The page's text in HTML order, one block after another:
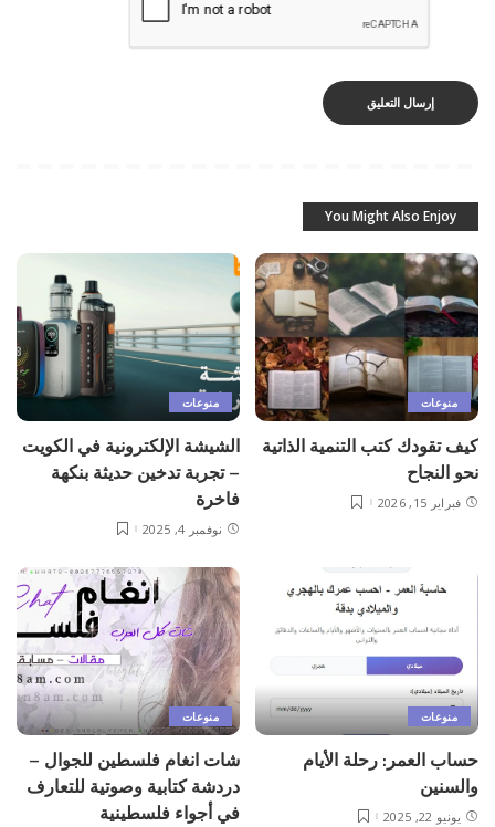
You Might Also Enjoy
منوعات
كيف تقودك كتب التنمية الذاتية
نحو النجاح
فبراير 15, 2026
منوعات
الشيشة الإلكترونية في الكويت
– تجربة تدخين حديثة بنكهة
فاخرة
نوفمبر 4, 2025
منوعات
حساب العمر: رحلة الأيام
والسنين
يونيو 22, 2025
منوعات
شات انغام فلسطين للجوال –
دردشة كتابية وصوتية للتعارف
في أجواء فلسطينية